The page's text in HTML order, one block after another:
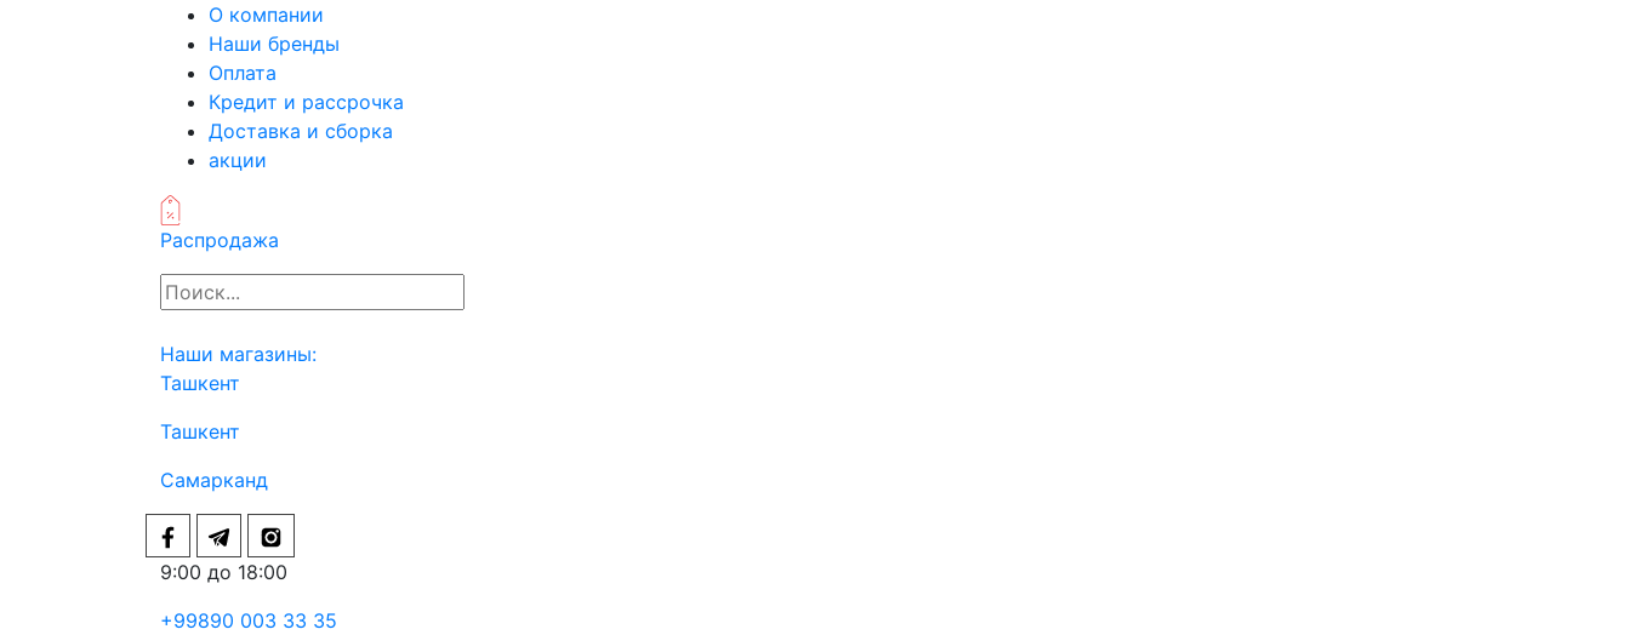
О компании
Наши бренды
Оплата
Кредит и рассрочка
Доставка и сборка
акции
Распродажа
Наши магазины:
Ташкент
Ташкент
Самарканд
9:00 до 18:00
+99890 003 33 35